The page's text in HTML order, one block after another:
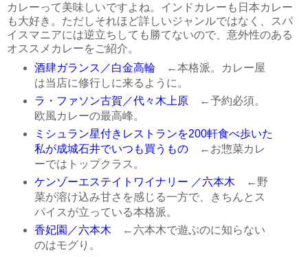
カレーって美味しいですよね。インドカレーも日本カレー
も大好き。ただしそれほど詳しいジャンルではなく、スパ
イスマニアには逆立ちしても勝てないので、意外性のある
オススメカレーをご紹介。
酒肆ガランス／白金高輪←本格派。カレー屋
は当店に修行しに来るように。
ラ・ファソン古賀／代々木上原←予約必須。
欧風カレーの最高峰。
ミシュラン星付きレストランを200軒食べ歩いた
私が成城石井でいつも買うもの
←お惣菜カレ
ーではトップクラス。
ケンゾーエステイトワイナリー ／六本木 ←野
菜が溶け込み甘さを感じる一方で、きちんとス
パイスが立っている本格派。
香妃園／六本木 ←六本木で遊ぶのに知らない
のはモグり。